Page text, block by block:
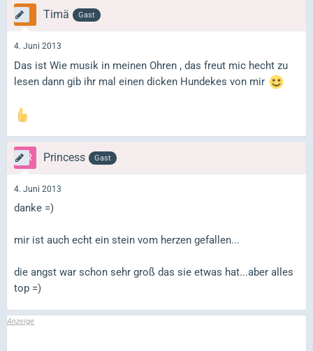
Timä Gast
4. Juni 2013
Das ist Wie musik in meinen Ohren , das freut mic hecht zu
lesen dann gib ihr mal einen dicken Hundekes von mir
Princess Gast
4. Juni 2013
danke =)
mir ist auch echt ein stein vom herzen gefallen...
die angst war schon sehr groß das sie etwas hat...aber alles
top =)